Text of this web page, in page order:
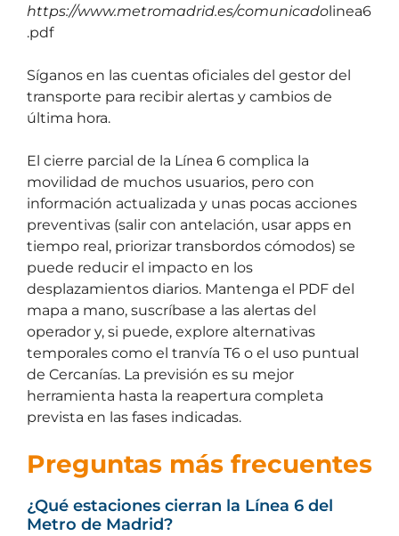
https://www.metromadrid.es/comunicadolinea6
.pdf
Síganos en las cuentas oficiales del gestor del
transporte para recibir alertas y cambios de
última hora.
El cierre parcial de la Línea 6 complica la
movilidad de muchos usuarios, pero con
información actualizada y unas pocas acciones
preventivas (salir con antelación, usar apps en
tiempo real, priorizar transbordos cómodos) se
puede reducir el impacto en los
desplazamientos diarios. Mantenga el PDF del
mapa a mano, suscríbase a las alertas del
operador y, si puede, explore alternativas
temporales como el tranvía T6 o el uso puntual
de Cercanías. La previsión es su mejor
herramienta hasta la reapertura completa
prevista en las fases indicadas.
Preguntas más frecuentes
¿Qué estaciones cierran la Línea 6 del
Metro de Madrid?